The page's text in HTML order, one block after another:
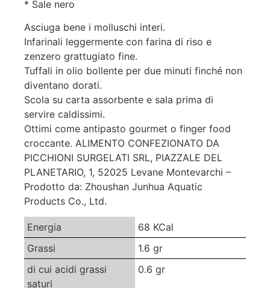
* Sale nero
Asciuga bene i molluschi interi.
Infarinali leggermente con farina di riso e
zenzero grattugiato fine.
Tuffali in olio bollente per due minuti finché non
diventano dorati.
Scola su carta assorbente e sala prima di
servire caldissimi.
Ottimi come antipasto gourmet o finger food
croccante. ALIMENTO CONFEZIONATO DA
PICCHIONI SURGELATI SRL, PIAZZALE DEL
PLANETARIO, 1, 52025 Levane Montevarchi –
Prodotto da: Zhoushan Junhua Aquatic
Products Co., Ltd.
Energia
68 KCal
Grassi
1.6 gr
di cui acidi grassi
saturi
0.6 gr